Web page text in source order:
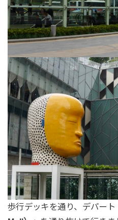
歩行デッキを通り、デパート